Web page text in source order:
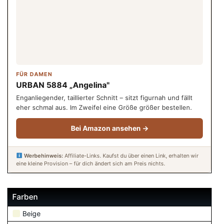
FÜR DAMEN
URBAN 5884 „Angelina"
Enganliegender, taillierter Schnitt – sitzt figurnah und fällt
eher schmal aus. Im Zweifel eine Größe größer bestellen.
Bei Amazon ansehen →
Werbehinweis:Affiliate-Links. Kaufst du über einen Link, erhalten wir
eine kleine Provision – für dich ändert sich am Preis nichts.
Farben
Beige